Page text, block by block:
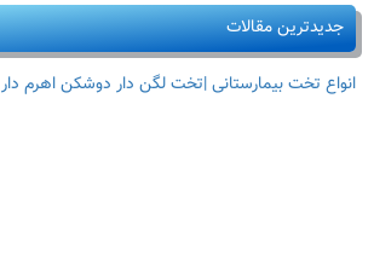
جدیدترین مقالات
انواع تخت بیمارستانی |تخت لگن دار دوشکن اهرم دار